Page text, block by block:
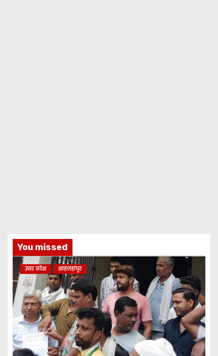
You missed
उत्तर प्रदेश शाहजहांपुर